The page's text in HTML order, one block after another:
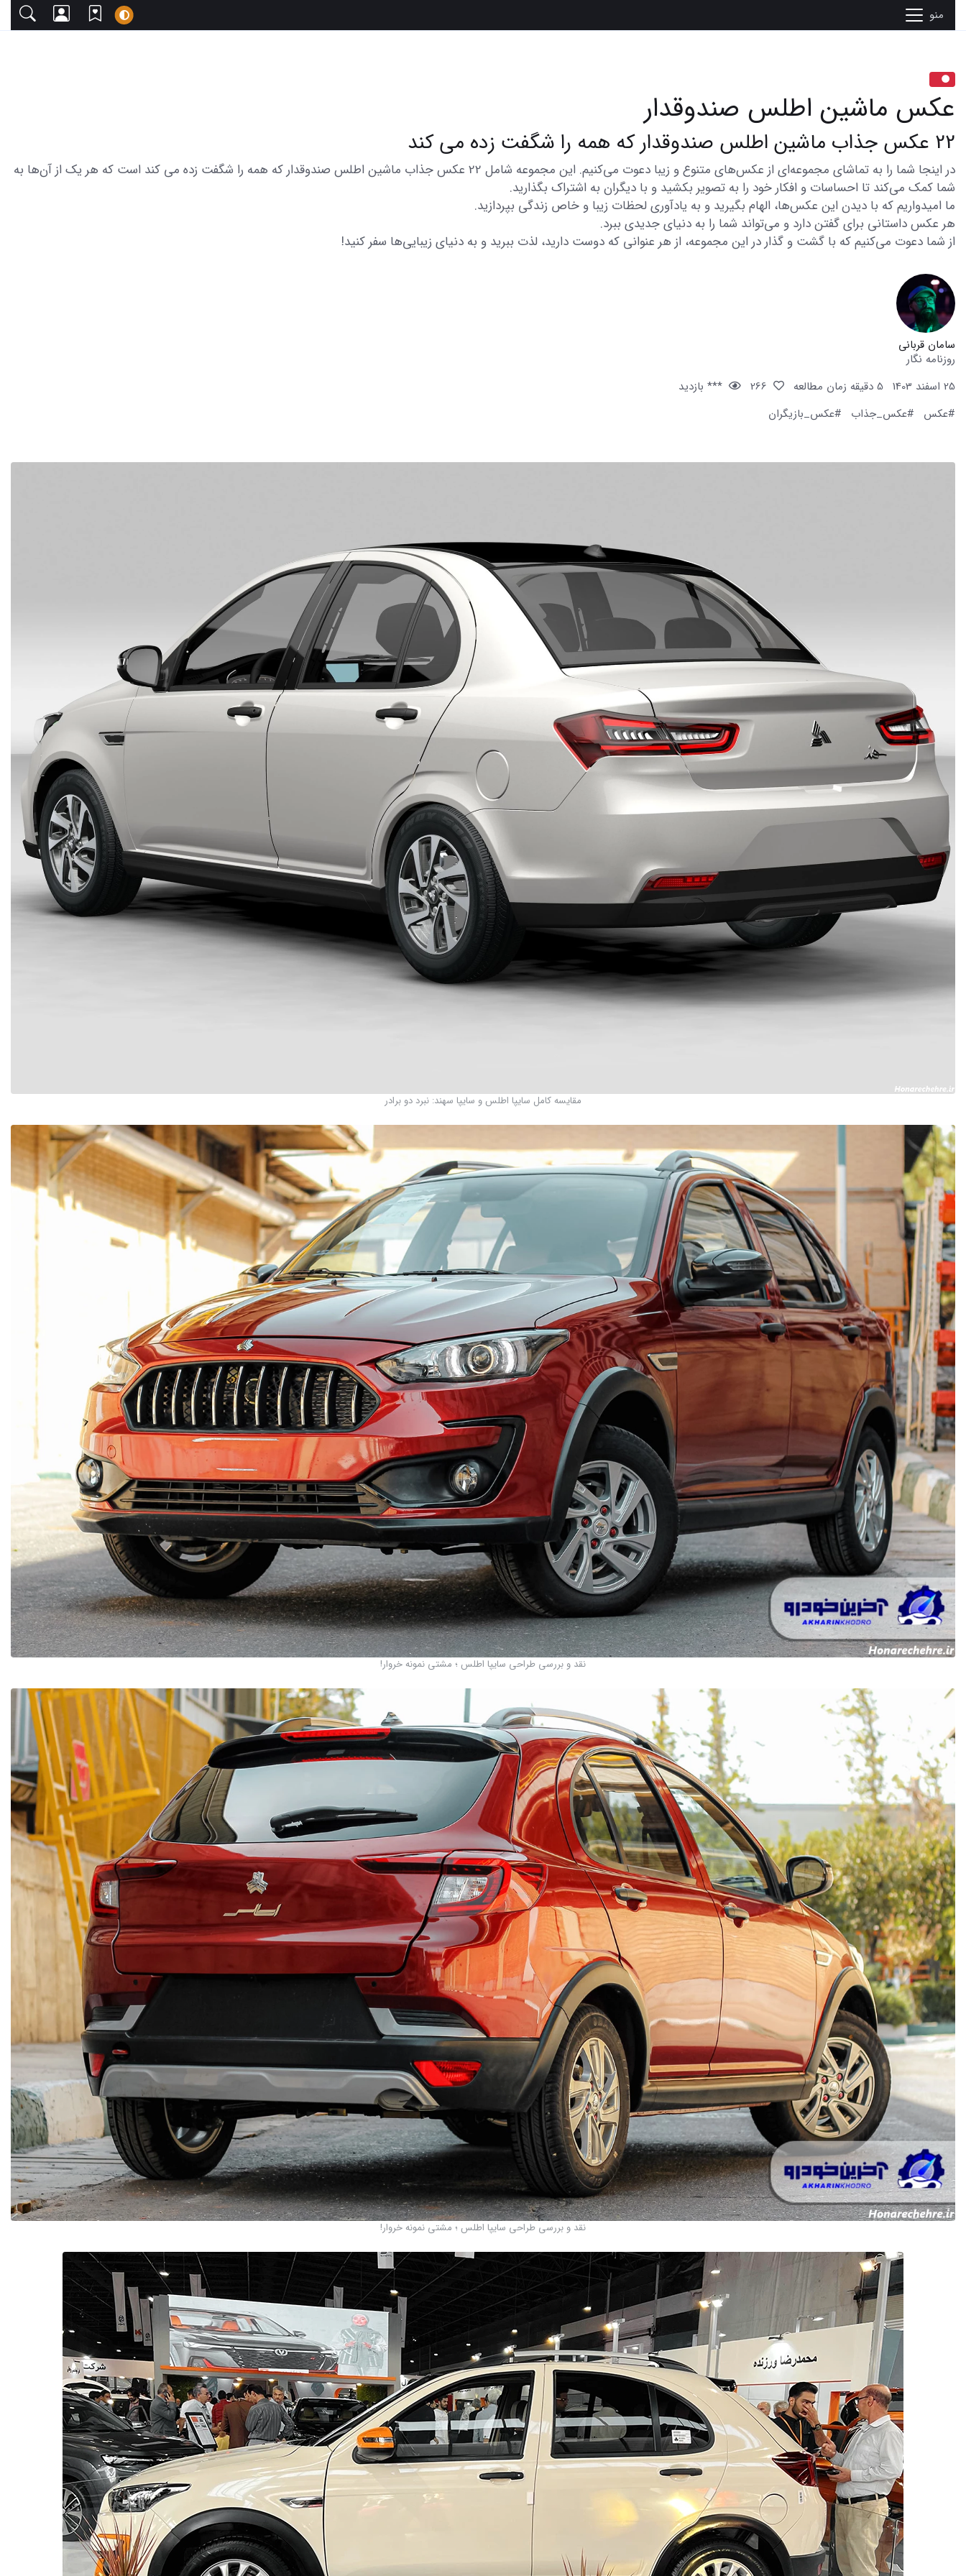
منو
عکس ماشین اطلس صندوقدار
22 عکس جذاب ماشین اطلس صندوقدار که همه را شگفت زده می کند
در اینجا شما را به تماشای مجموعه‌ای از عکس‌های متنوع و زیبا دعوت می‌کنیم. این مجموعه شامل 22 عکس جذاب ماشین اطلس صندوقدار که همه را شگفت زده می کند است که هر یک از آن‌ها به
شما کمک می‌کند تا احساسات و افکار خود را به تصویر بکشید و با دیگران به اشتراک بگذارید.
ما امیدواریم که با دیدن این عکس‌ها، الهام بگیرید و به یادآوری لحظات زیبا و خاص زندگی بپردازید.
هر عکس داستانی برای گفتن دارد و می‌تواند شما را به دنیای جدیدی ببرد.
از شما دعوت می‌کنیم که با گشت و گذار در این مجموعه، از هر عنوانی که دوست دارید، لذت ببرید و به دنیای زیبایی‌ها سفر کنید!
سامان قربانی
روزنامه نگار
25 اسفند 1403
5 دقیقه زمان مطالعه
*** بازدید
#عکس
#عکس_جذاب #عکس_بازیگران
مقایسه کامل سایپا اطلس و سایپا سهند: نبرد دو برادر
نقد و بررسی طراحی سایپا اطلس ؛ مشتی نمونه خروار!
نقد و بررسی طراحی سایپا اطلس ؛ مشتی نمونه خروار!